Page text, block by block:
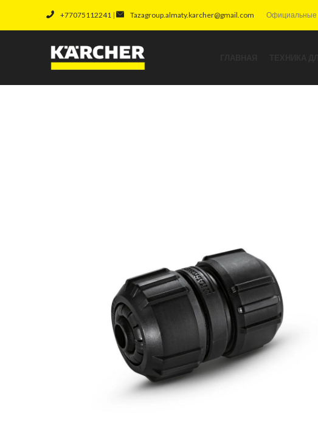
+77075112241 | Tazagroup.almaty.karcher@gmail.com Официальные